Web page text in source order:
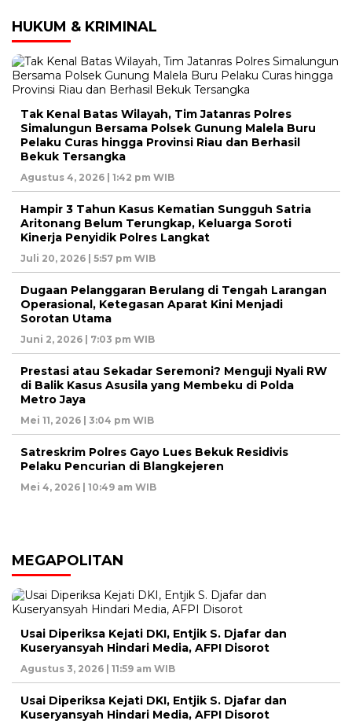
HUKUM & KRIMINAL
Tak Kenal Batas Wilayah, Tim Jatanras Polres
Simalungun Bersama Polsek Gunung Malela Buru
Pelaku Curas hingga Provinsi Riau dan Berhasil
Bekuk Tersangka
Agustus 4, 2026 | 1:42 pm WIB
Hampir 3 Tahun Kasus Kematian Sungguh Satria
Aritonang Belum Terungkap, Keluarga Soroti
Kinerja Penyidik Polres Langkat
Juli 20, 2026 | 5:57 pm WIB
Dugaan Pelanggaran Berulang di Tengah Larangan
Operasional, Ketegasan Aparat Kini Menjadi
Sorotan Utama
Juni 2, 2026 | 7:03 pm WIB
Prestasi atau Sekadar Seremoni? Menguji Nyali RW
di Balik Kasus Asusila yang Membeku di Polda
Metro Jaya
Mei 11, 2026 | 3:04 pm WIB
Satreskrim Polres Gayo Lues Bekuk Residivis
Pelaku Pencurian di Blangkejeren
Mei 4, 2026 | 10:49 am WIB
MEGAPOLITAN
Usai Diperiksa Kejati DKI, Entjik S. Djafar dan
Kuseryansyah Hindari Media, AFPI Disorot
Agustus 3, 2026 | 11:59 am WIB
Usai Diperiksa Kejati DKI, Entjik S. Djafar dan
Kuseryansyah Hindari Media, AFPI Disorot